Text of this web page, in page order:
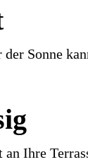
Sonne
Ihre